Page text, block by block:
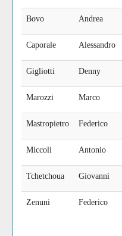
Bovo Andrea
Caporale Alessandro
Gigliotti Denny
Marozzi Marco
Mastropietro Federico
Miccoli Antonio
Tchetchoua Giovanni
Zenuni Federico